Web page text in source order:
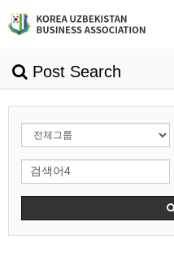
Post Search